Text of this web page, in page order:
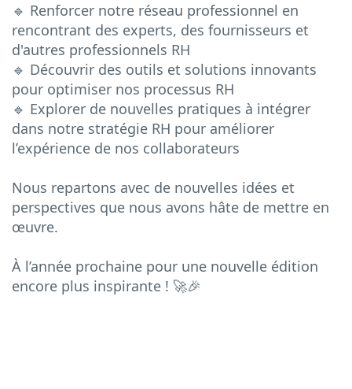
🔹 Renforcer notre réseau professionnel en
rencontrant des experts, des fournisseurs et
d'autres professionnels RH
🔹 Découvrir des outils et solutions innovants
pour optimiser nos processus RH
🔹 Explorer de nouvelles pratiques à intégrer
dans notre stratégie RH pour améliorer
l’expérience de nos collaborateurs
Nous repartons avec de nouvelles idées et
perspectives que nous avons hâte de mettre en
œuvre.
À l’année prochaine pour une nouvelle édition
encore plus inspirante ! 🚀🎉